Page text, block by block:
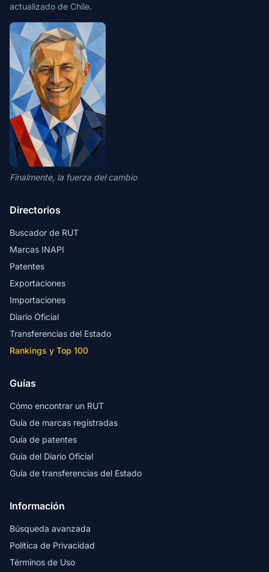
actualizado de Chile.
Finalmente, la fuerza del cambio
Directorios
Buscador de RUT
Marcas INAPI
Patentes
Exportaciones
Importaciones
Diario Oficial
Transferencias del Estado
Rankings y Top 100
Guías
Cómo encontrar un RUT
Guía de marcas registradas
Guía de patentes
Guía del Diario Oficial
Guía de transferencias del Estado
Información
Búsqueda avanzada
Política de Privacidad
Términos de Uso